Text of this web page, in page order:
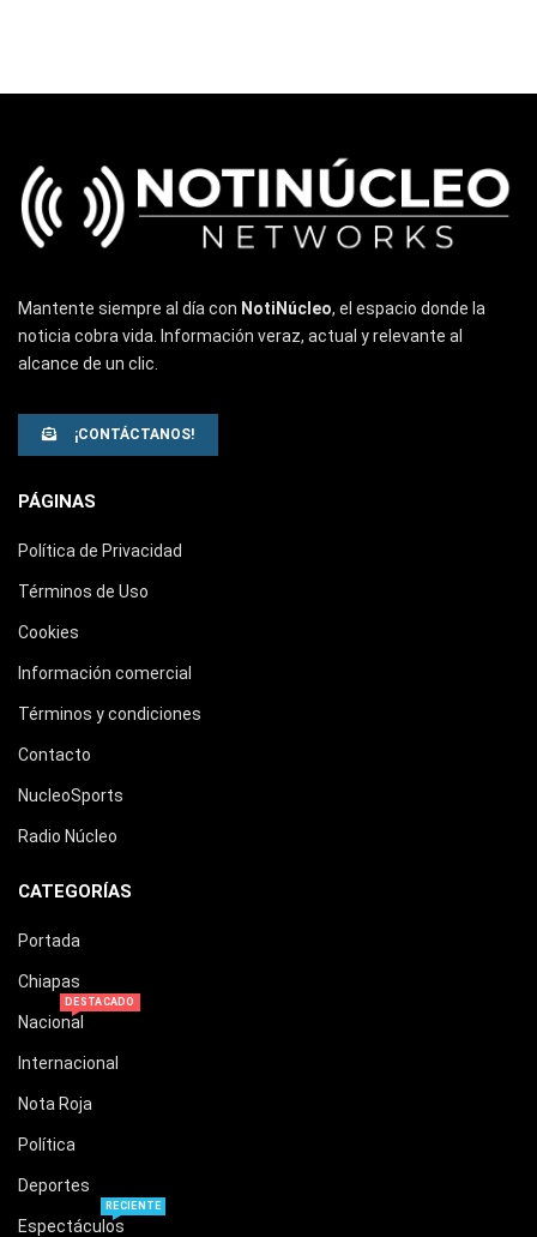
Mantente siempre al día con NotiNúcleo, el espacio donde la
noticia cobra vida. Información veraz, actual y relevante al
alcance de un clic.
¡CONTÁCTANOS!
PÁGINAS
Política de Privacidad
Términos de Uso
Cookies
Información comercial
Términos y condiciones
Contacto
NucleoSports
Radio Núcleo
CATEGORÍAS
Portada
Chiapas
Nacional
DESTACADO
Internacional
Nota Roja
Política
Deportes
Espectáculos
RECIENTE